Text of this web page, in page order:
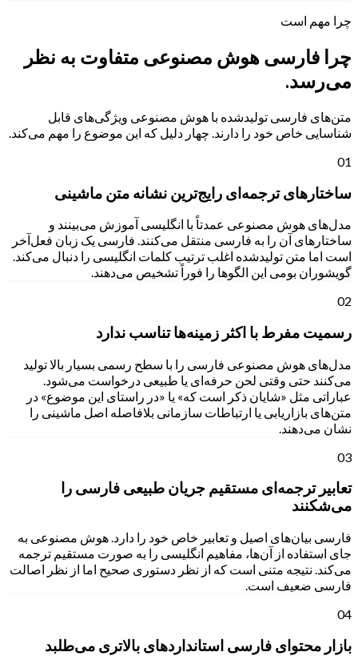
چرا مهم است
چرا فارسی هوش مصنوعی متفاوت به نظر
می‌رسد.
متن‌های فارسی تولیدشده با هوش مصنوعی ویژگی‌های قابل
شناسایی خاص خود را دارند. چهار دلیل که این موضوع را مهم می‌کند.
01
ساختارهای ترجمه‌ای رایج‌ترین نشانه متن ماشینی
مدل‌های هوش مصنوعی عمدتاً با انگلیسی آموزش می‌بینند و
ساختارهای آن را به فارسی منتقل می‌کنند. فارسی یک زبان فعل‌آخر
است اما متن تولیدشده اغلب ترتیب کلمات انگلیسی را دنبال می‌کند.
گویشوران بومی این الگوها را فوراً تشخیص می‌دهند.
02
رسمیت مفرط با اکثر زمینه‌ها تناسب ندارد
مدل‌های هوش مصنوعی فارسی را با سطح رسمی بسیار بالا تولید
می‌کنند حتی وقتی لحن حرفه‌ای یا طبیعی درخواست می‌شود.
عباراتی مثل «شایان ذکر است که» یا «در راستای این موضوع» در
متن‌های بازاریابی یا ارتباطات سازمانی بلافاصله اصل ماشینی را
نشان می‌دهند.
03
تعابیر ترجمه‌ای مستقیم جریان طبیعی فارسی را
می‌شکنند
فارسی بیان‌های اصیل و تعابیر خاص خود را دارد. هوش مصنوعی به
جای استفاده از آن‌ها، مفاهیم انگلیسی را به صورت مستقیم ترجمه
می‌کند. نتیجه متنی است که از نظر دستوری صحیح اما از نظر اصالت
فارسی ضعیف است.
04
بازار محتوای فارسی استانداردهای بالاتری می‌طلبد